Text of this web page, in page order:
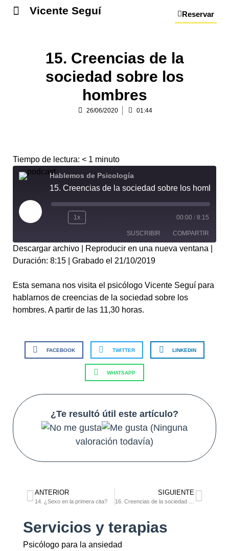
Vicente Seguí Reservar
15. Creencias de la
sociedad sobre los
hombres
26/06/2020 01:44
Tiempo de lectura: < 1 minuto
Hablemos de Psicología
15. Creencias de la sociedad sobre los hombres
1x 00:00 / 8:15
SUSCRIBIR COMPARTIR
COMPART
ENLACE
INCRUSTA
R
Descargar archivo Reproducir en una nueva ventana
Duración: 8:15
Grabado el 21/10/2019
Esta semana nos visita el psicólogo Vicente Seguí para
hablarnos de creencias de la sociedad sobre los
hombres. A partir de las 11,30 horas.
FACEBOOK TWITTER LINKEDIN
WHATSAPP
¿Te resultó útil este artículo?
(Ninguna
valoración todavía)
ANTERIOR
14. ¿Sexo en la primera cita?
SIGUIENTE
Servicios y terapias
Psicólogo para la ansiedad